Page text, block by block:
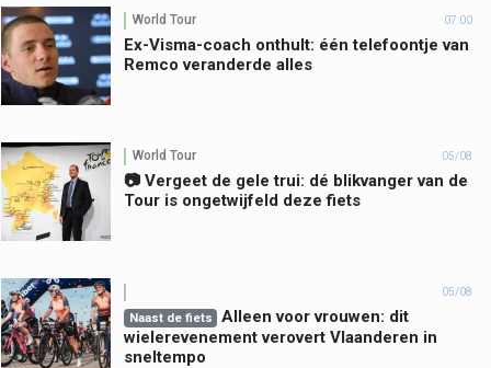
World Tour 07:00
Ex-Visma-coach onthult: één telefoontje van
Remco veranderde alles
World Tour 05/08
📷 Vergeet de gele trui: dé blikvanger van de
Tour is ongetwijfeld deze fiets
05/08
Naast de fiets
Alleen voor vrouwen: dit
wielerevenement verovert Vlaanderen in
sneltempo